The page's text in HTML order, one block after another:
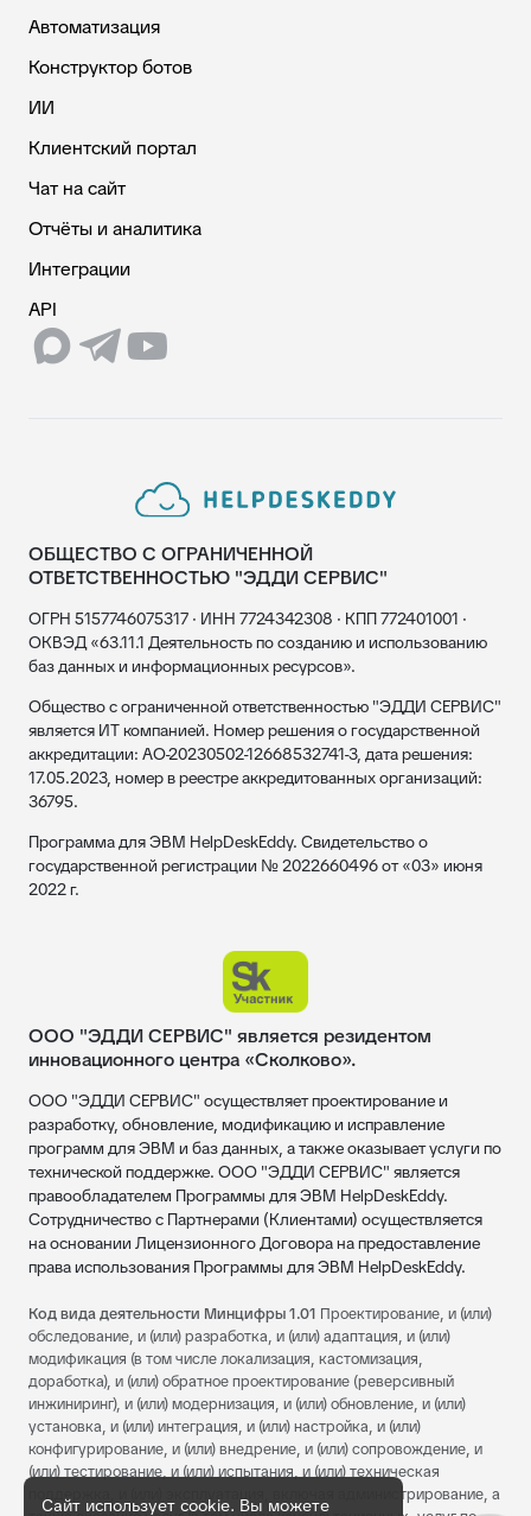
Автоматизация
Конструктор ботов
ИИ
Клиентский портал
Чат на сайт
Отчёты и аналитика
Интеграции
API
ОБЩЕСТВО С ОГРАНИЧЕННОЙ
ОТВЕТСТВЕННОСТЬЮ "ЭДДИ СЕРВИС"
ОГРН 5157746075317 · ИНН 7724342308 · КПП 772401001 ·
ОКВЭД «63.11.1 Деятельность по созданию и использованию
баз данных и информационных ресурсов».
Общество с ограниченной ответственностью "ЭДДИ СЕРВИС"
является ИТ компанией. Номер решения о государственной
аккредитации: АО-20230502-12668532741-3, дата решения:
17.05.2023, номер в реестре аккредитованных организаций:
36795.
Программа для ЭВМ HelpDeskEddy. Свидетельство о
государственной регистрации № 2022660496 от «03» июня
2022 г.
ООО "ЭДДИ СЕРВИС" является резидентом
инновационного центра «Сколково».
ООО "ЭДДИ СЕРВИС" осуществляет проектирование и
разработку, обновление, модификацию и исправление
программ для ЭВМ и баз данных, а также оказывает услуги по
технической поддержке. ООО "ЭДДИ СЕРВИС" является
правообладателем Программы для ЭВМ HelpDeskEddy.
Сотрудничество с Партнерами (Клиентами) осуществляется
на основании Лицензионного Договора на предоставление
права использования Программы для ЭВМ HelpDeskEddy.
Код вида деятельности Минцифры 1.01 Проектирование, и (или)
обследование, и (или) разработка, и (или) адаптация, и (или)
модификация (в том числе локализация, кастомизация,
доработка), и (или) обратное проектирование (реверсивный
инжиниринг), и (или) модернизация, и (или) обновление, и (или)
установка, и (или) интеграция, и (или) настройка, и (или)
конфигурирование, и (или) внедрение, и (или) сопровождение, и
(или) тестирование, и (или) испытания, и (или) техническая
поддержка, и (или) эксплуатация, включая администрирование, а
Сайт использует cookie. Вы можете